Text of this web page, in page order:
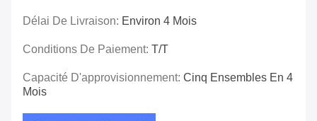
Délai De Livraison: Environ 4 Mois
Conditions De Paiement: T/T
Capacité D'approvisionnement: Cinq Ensembles En 4
Mois